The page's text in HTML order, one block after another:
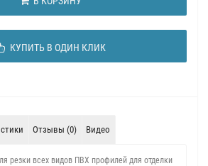
КУПИТЬ В ОДИН КЛИК
Отзывы (0) Видео
резки всех видов ПВХ профилей для отделки